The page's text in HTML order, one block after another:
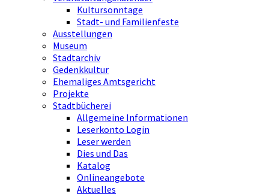
Kultursonntage
Stadt- und Familienfeste
Ausstellungen
Museum
Stadtarchiv
Gedenkkultur
Ehemaliges Amtsgericht
Projekte
Stadtbücherei
Allgemeine Informationen
Leserkonto Login
Leser werden
Dies und Das
Katalog
Onlineangebote
Aktuelles